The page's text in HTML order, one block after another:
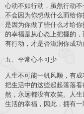
心动不如行动，虽然行动
不会因为你想做什么而给
是因为你做了些什么才给
的幸福是从心态上把握的
有行动，才是否滋润你成功
五、平常心不可少
人生不可能一帆风顺，有
把生活中的这些起起落落
然，永远都没有欢笑。人
生活的幸福，因此，拥有一